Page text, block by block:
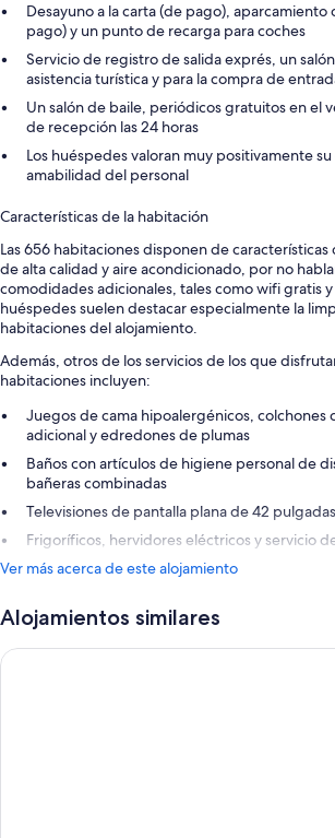
Desayuno a la carta (de pago), aparcamiento
pago) y un punto de recarga para coches
Servicio de registro de salida exprés, un
asistencia turística y para la compra de
Un salón de baile, periódicos gratuitos en el
de recepción las 24 horas
Los huéspedes valoran muy positivamente
amabilidad del personal
Características de la habitación
Las 656 habitaciones disponen de características
de alta calidad y aire acondicionado, por no
comodidades adicionales, tales como wifi gratis y
huéspedes suelen destacar especialmente la
habitaciones del alojamiento.
Además, otros de los servicios de los que
habitaciones incluyen:
Juegos de cama hipoalergénicos, colchones
adicional y edredones de plumas
Baños con artículos de higiene personal de
bañeras combinadas
Televisiones de pantalla plana de 42
Frigoríficos, hervidores eléctricos y servicio
Ver más acerca de este alojamiento
Alojamientos similares
Pinnacle Hotel Harbourfront